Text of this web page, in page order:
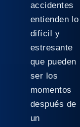
accidentes
entienden lo
difícil y
estresante
que pueden
ser los
momentos
después de
un